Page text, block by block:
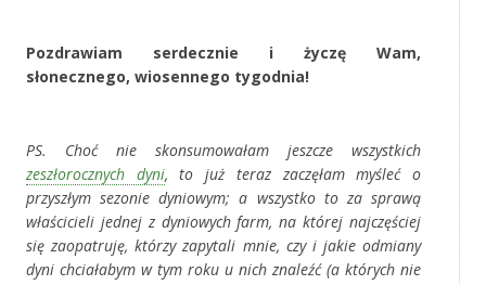
Pozdrawiam serdecznie i życzę Wam,
słonecznego, wiosennego tygodnia!
PS. Choć nie skonsumowałam jeszcze wszystkich
zeszłorocznych dyni, to już teraz zaczęłam myśleć o
przyszłym sezonie dyniowym; a wszystko to za sprawą
właścicieli jednej z dyniowych farm, na której najczęściej
się zaopatruję, którzy zapytali mnie, czy i jakie odmiany
dyni chciałabym w tym roku u nich znaleźć (a których nie